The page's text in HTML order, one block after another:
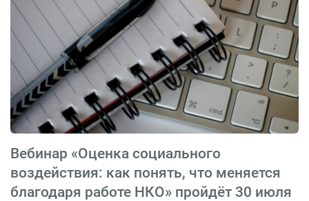
Вебинар «Оценка социального
воздействия: как понять, что меняется
благодаря работе НКО» пройдёт 30 июля